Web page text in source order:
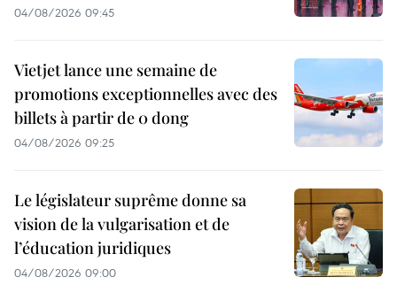
04/08/2026 09:45
Vietjet lance une semaine de
promotions exceptionnelles avec des
billets à partir de 0 dong
04/08/2026 09:25
Le législateur suprême donne sa
vision de la vulgarisation et de
l’éducation juridiques
04/08/2026 09:00